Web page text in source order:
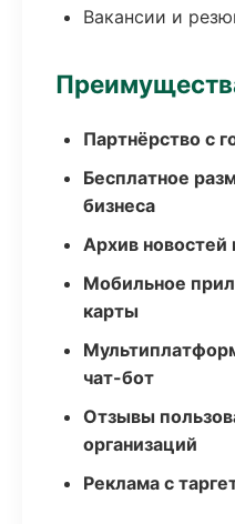
Вакансии и
Партнёрство с
Бесплатное
бизнеса
Архив новостей
Мобильное
карты
чат-бот
Отзывы
организаций
Реклама с